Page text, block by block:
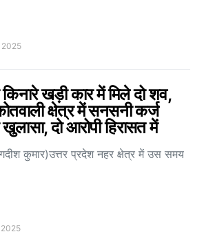
2025
खड़ी कार में मिले दो शव,
क्षेत्र में सनसनी कर्ज
खुलासा, दो आरोपी हिरासत में
कुमार)उत्तर प्रदेश नहर क्षेत्र में उस समय